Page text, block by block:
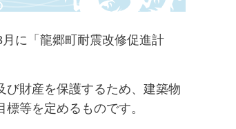
に「龍郷町耐震改修促進計
び財産を保護するため、建築物
等を定めるものです。